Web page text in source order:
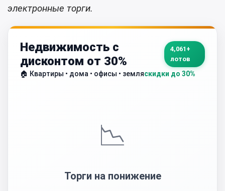
электронные торги.
Недвижимость с
дисконтом от 30%
4,061+
лотов
🏠 Квартиры • дома • офисы • земляскидки до 30%
📉
Торги на понижение